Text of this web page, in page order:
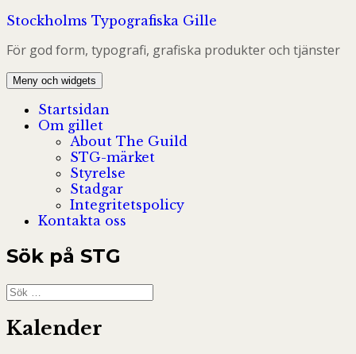
Hoppa
innehåll
Stockholms Typografiska Gille
För god form, typografi, grafiska produkter och tjänster
Meny och widgets
Startsidan
Om gillet
About The Guild
STG-märket
Styrelse
Stadgar
Integritetspolicy
Kontakta oss
Sök på STG
Sök
efter:
Kalender